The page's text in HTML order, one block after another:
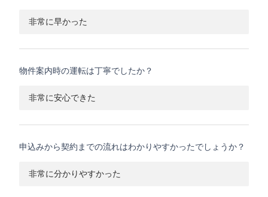
非常に早かった
物件案内時の運転は丁寧でしたか？
非常に安心できた
申込みから契約までの流れはわかりやすかったでしょうか？
非常に分かりやすかった